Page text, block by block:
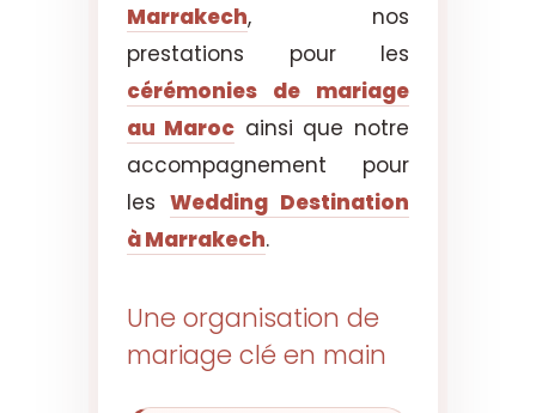
Marrakech, nos
prestations pour les
cérémonies de mariage
au Marocainsi que notre
accompagnement pour
les Wedding Destination
à Marrakech.
Une organisation de
mariage clé en main